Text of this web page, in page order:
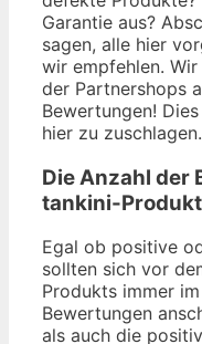
Garantie aus?
sagen, alle hier
wir empfehlen.
der Partnershops
Bewertungen!
hier zu zuschlagen.
Die Anzahl der
tankini-Produkt
Egal ob positive
sollten sich vor
Produkts immer
Bewertungen
als auch die